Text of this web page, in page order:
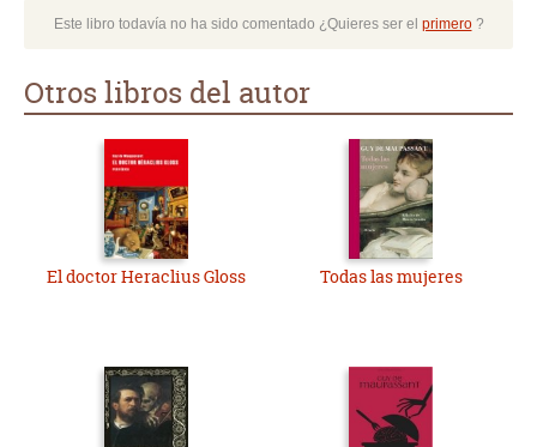
Este libro todavía no ha sido comentado ¿Quieres ser el primero?
Otros libros del autor
El doctor Heraclius Gloss Todas las mujeres